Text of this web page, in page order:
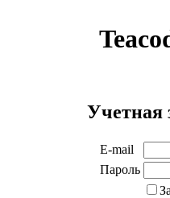
Учетная
E-mail
Пароль